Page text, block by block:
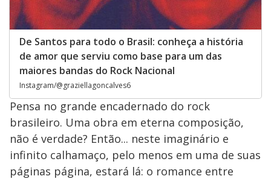
De Santos para todo o Brasil: conheça a história
de amor que serviu como base para um das
maiores bandas do Rock Nacional
Instagram/@graziellagoncalves6
Pensa no grande encadernado do rock
brasileiro. Uma obra em eterna composição,
não é verdade? Então... neste imaginário e
infinito calhamaço, pelo menos em uma de suas
páginas página, estará lá: o romance entre